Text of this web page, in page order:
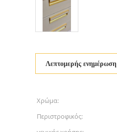
Λεπτομερής ενημέρωση
Χρώμα:
Περιστροφικός: